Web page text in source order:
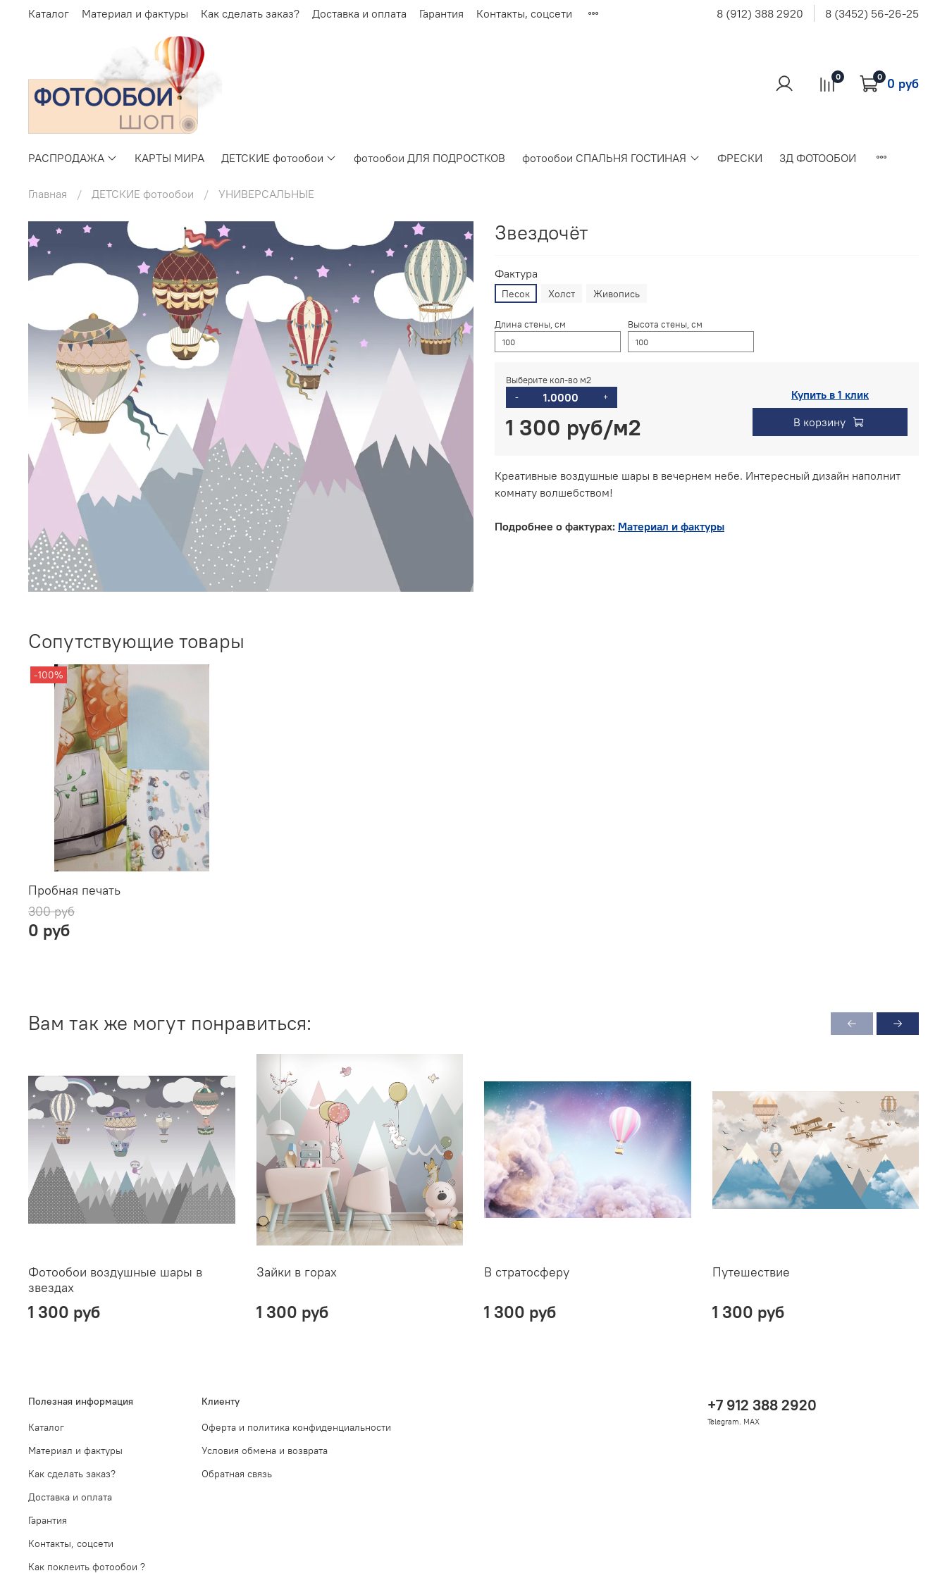
Каталог Материал и фактуры Как сделать заказ? Доставка и оплата Гарантия Контакты, соцсети 8 (912) 388 2920 8 (3452) 56-26-25
0 0 0 руб
РАСПРОДАЖА КАРТЫ МИРА ДЕТСКИЕ фотообои фотообои ДЛЯ ПОДРОСТКОВ фотообои СПАЛЬНЯ ГОСТИНАЯ ФРЕСКИ 3Д ФОТООБОИ
Главная ДЕТСКИЕ фотообои УНИВЕРСАЛЬНЫЕ
Звездочёт
Фактура
Песок Холст Живопись
Длина стены, см Высота стены, см
Выберите кол-во м2
- +
1 300 руб
Купить в 1 клик
В корзину
Креативные воздушные шары в вечернем небе. Интересный дизайн наполнит
комнату волшебством!
Подробнее о фактурах: Материал и фактуры
Сопутствующие товары
-100%
Пробная печать
300 руб
0 руб
Вам так же могут понравиться:
Фотообои воздушные шары в
звездах
1 300 руб
Зайки в горах
1 300 руб
В стратосферу
1 300 руб
Путешествие
1 300 руб
Полезная информация
Каталог
Материал и фактуры
Как сделать заказ?
Доставка и оплата
Гарантия
Контакты, соцсети
Как поклеить фотообои ?
Клиенту
Оферта и политика конфиденциальности
Условия обмена и возврата
Обратная связь
+7 912 388 2920
Telegram. MAX